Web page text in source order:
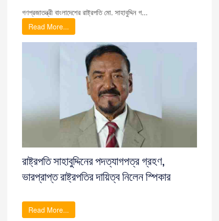
গণপ্রজাতন্ত্রী বাংলাদেশের রাষ্ট্রপতি মো. সাহাবুদ্দিন গ...
Read More...
রাষ্ট্রপতি সাহাবুদ্দিনের পদত্যাগপত্র গ্রহণ,
ভারপ্রাপ্ত রাষ্ট্রপতির দায়িত্ব নিলেন স্পিকার
Read More...